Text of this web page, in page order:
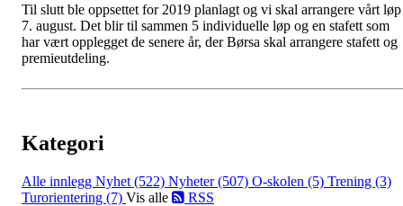
Til slutt ble oppsettet for 2019 planlagt og vi skal arrangere vårt løp
7. august. Det blir til sammen 5 individuelle løp og en stafett som
har vært opplegget de senere år, der Børsa skal arrangere stafett og
premieutdeling.
Kategori
Alle innlegg Nyhet (522) Nyheter (507) O-skolen (5) Trening (3)
Turorientering (7) Vis alle RSS